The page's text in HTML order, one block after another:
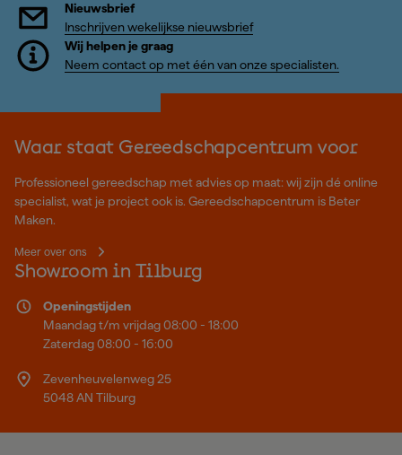
Nieuwsbrief
Inschrijven wekelijkse nieuwsbrief
Wij helpen je graag
Neem contact op met één van onze specialisten.
Waar staat Gereedschapcentrum voor
Professioneel gereedschap met advies op maat: wij zijn dé online
specialist, wat je project ook is. Gereedschapcentrum is Beter
Maken.
Meer over ons
Showroom in Tilburg
Openingstijden
Maandag t/m vrijdag 08:00 - 18:00
Zaterdag 08:00 - 16:00
Zevenheuvelenweg 25
5048 AN Tilburg